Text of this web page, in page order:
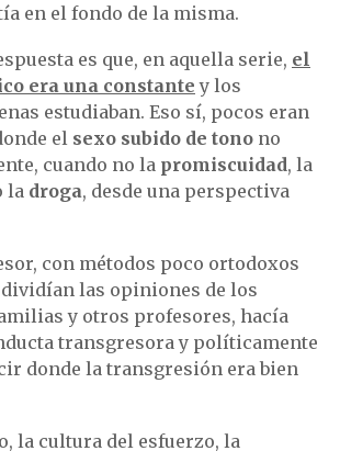
en el fondo de la misma.
es que, en aquella serie, el
era una constante y los
estudiaban. Eso sí, pocos eran
el sexo subido de tono no
cuando no la promiscuidad, la
la droga, desde una perspectiva
con métodos poco ortodoxos
dividían las opiniones de los
y otros profesores, hacía
transgresora y políticamente
donde la transgresión era bien
la cultura del esfuerzo, la